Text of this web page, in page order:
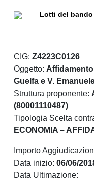
Lotti del bando
CIG: Z4223C0126
Oggetto:
Guelfa e V.
Struttura proponente:
(80001110487)
Tipologia Scelta
ECONOMIA –
Importo
Data inizio: 06/06/
Data Ultimazione: